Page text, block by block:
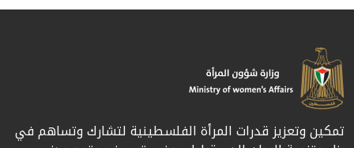
تمكين وتعزيز قدرات المرأة الفلسطينية لتشارك وتساهم في